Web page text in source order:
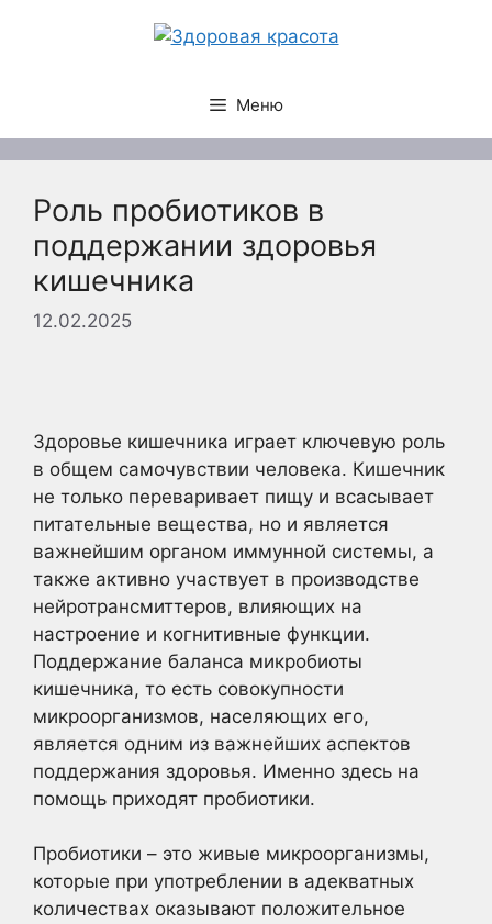
Меню
Роль пробиотиков в
поддержании здоровья
кишечника
12.02.2025
Здоровье кишечника играет ключевую роль
в общем самочувствии человека. Кишечник
не только переваривает пищу и всасывает
питательные вещества, но и является
важнейшим органом иммунной системы, а
также активно участвует в производстве
нейротрансмиттеров, влияющих на
настроение и когнитивные функции.
Поддержание баланса микробиоты
кишечника, то есть совокупности
микроорганизмов, населяющих его,
является одним из важнейших аспектов
поддержания здоровья. Именно здесь на
помощь приходят пробиотики.
Пробиотики – это живые микроорганизмы,
которые при употреблении в адекватных
количествах оказывают положительное